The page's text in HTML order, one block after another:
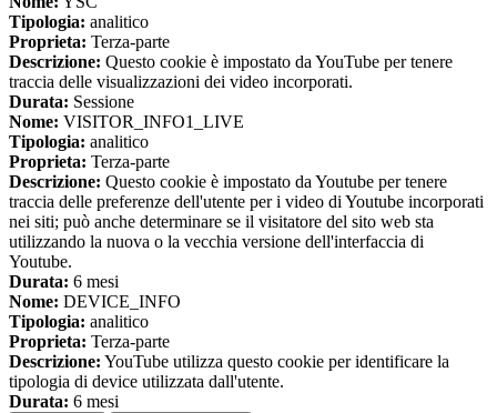
Tipologia: analitico
Proprieta: Terza-parte
Descrizione: Questo cookie è impostato da YouTube per tenere
traccia delle visualizzazioni dei video incorporati.
Durata: Sessione
Nome: VISITOR_INFO1_LIVE
Tipologia: analitico
Proprieta: Terza-parte
Descrizione: Questo cookie è impostato da Youtube per tenere
traccia delle preferenze dell'utente per i video di Youtube incorporati
nei siti; può anche determinare se il visitatore del sito web sta
utilizzando la nuova o la vecchia versione dell'interfaccia di
Youtube.
Durata: 6 mesi
Nome: DEVICE_INFO
Tipologia: analitico
Proprieta: Terza-parte
Descrizione: YouTube utilizza questo cookie per identificare la
tipologia di device utilizzata dall'utente.
Durata: 6 mesi